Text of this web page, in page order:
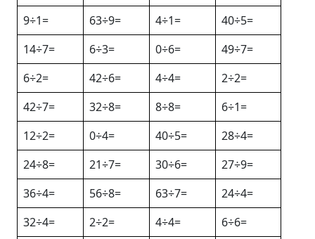
9÷1=
63÷9= 4÷1=
40÷5=
14÷7=
6÷3= 0÷6=
49÷7=
6÷2=
42÷6= 4÷4=
2÷2=
42÷7=
32÷8= 8÷8=
6÷1=
12÷2=
0÷4= 40÷5=
28÷4=
24÷8=
21÷7= 30÷6=
27÷9=
36÷4=
56÷8= 63÷7=
24÷4=
32÷4=
2÷2= 4÷4=
6÷6=